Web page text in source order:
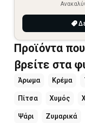
Προϊόντα
βρείτε στα
Άρωμα Κρέμα
Πίτσα Χυμός
Ψάρι Ζυμαρικά